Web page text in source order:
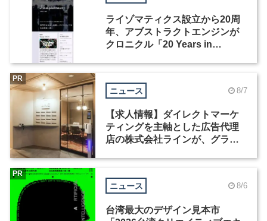
ライゾマティクス設立から20周
年、アブストラクトエンジンが
クロニクル「20 Years in
ニュース 8/7
【求人情報】ダイレクトマーケ
ティングを主軸とした広告代理
店の株式会社ラインが、グラフ
PR
ニュース 8/6
台湾最大のデザイン見本市
PR